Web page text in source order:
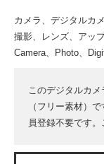
カメラ、デジタルカ
撮影、レンズ、アッ
Camera、Photo、
このデジタルカ
（フリー素材）
員登録不要です